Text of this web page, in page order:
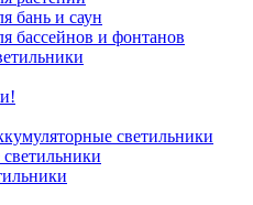
бань и саун
бассейнов и фонтанов
светильники